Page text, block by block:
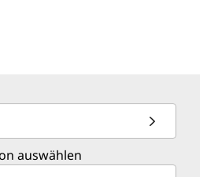
auswählen